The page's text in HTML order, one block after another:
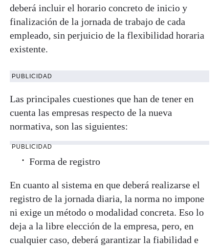
deberá incluir el horario concreto de inicio y
finalización de la jornada de trabajo de cada
empleado, sin perjuicio de la flexibilidad horaria
existente.
PUBLICIDAD
Las principales cuestiones que han de tener en
cuenta las empresas respecto de la nueva
normativa, son las siguientes:
PUBLICIDAD
Forma de registro
En cuanto al sistema en que deberá realizarse el
registro de la jornada diaria, la norma no impone
ni exige un método o modalidad concreta. Eso lo
deja a la libre elección de la empresa, pero, en
cualquier caso, deberá garantizar la fiabilidad e